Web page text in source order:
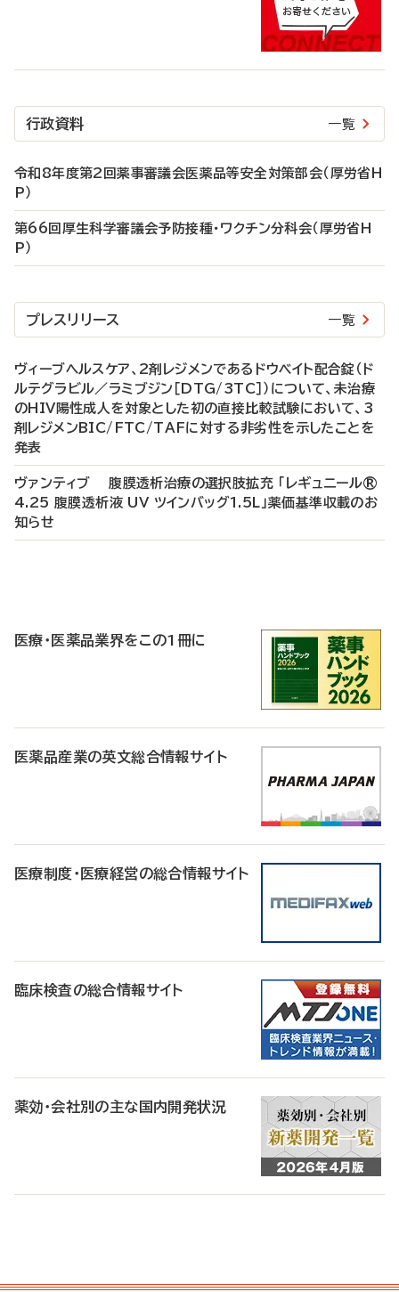
行政資料 一覧
令和8年度第2回薬事審議会医薬品等安全対策部会（厚労省H
P）
第66回厚生科学審議会予防接種・ワクチン分科会（厚労省H
P）
プレスリリース 一覧
ヴィーブヘルスケア、2剤レジメンであるドウベイト配合錠（ド
ルテグラビル／ラミブジン［DTG/3TC］）について、未治療
のHIV陽性成人を対象とした初の直接比較試験において、3
剤レジメンBIC/FTC/TAFに対する非劣性を示したことを
発表
ヴァンティブ 腹膜透析治療の選択肢拡充 「レギュニール®
4.25 腹膜透析液 UV ツインバッグ1.5L」薬価基準収載のお
知らせ
医療・医薬品業界をこの1冊に
医薬品産業の英文総合情報サイト
医療制度・医療経営の総合情報サイト
臨床検査の総合情報サイト
薬効・会社別の主な国内開発状況